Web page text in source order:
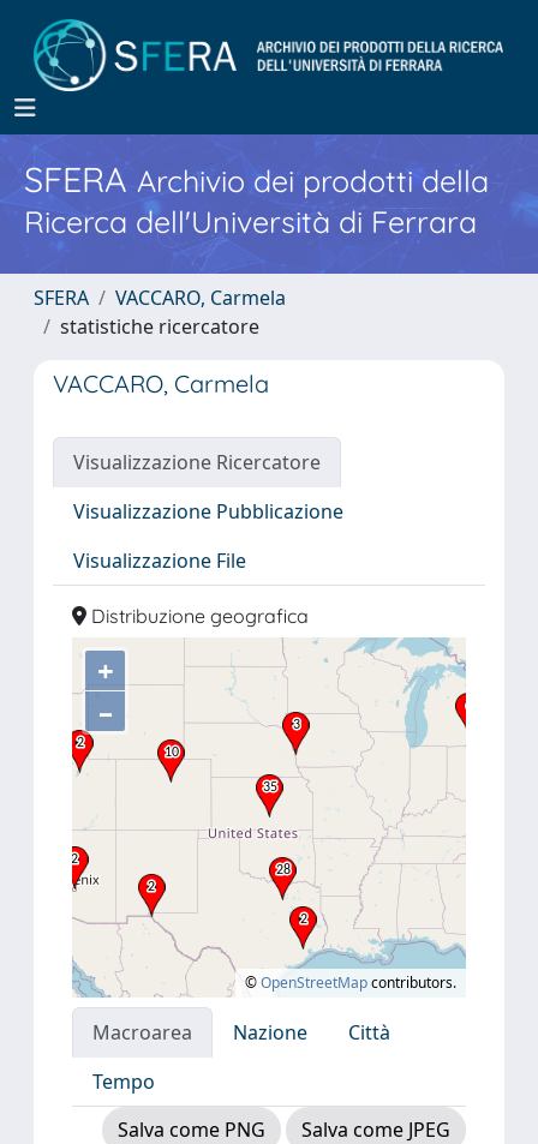
SFERA Archivio dei prodotti della
Ricerca dell'Università di Ferrara
SFERA
VACCARO, Carmela
statistiche ricercatore
VACCARO, Carmela
Visualizzazione Ricercatore
Visualizzazione Pubblicazione
Visualizzazione File
Distribuzione geografica
+
–
©OpenStreetMapcontributors.
Macroarea Nazione
Città
Tempo
Salva come PNG
Salva come JPEG